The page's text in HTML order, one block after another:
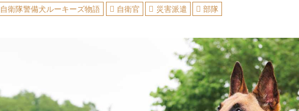
自衛隊警備犬ルーキーズ物語 自衛官 災害派遣 部隊